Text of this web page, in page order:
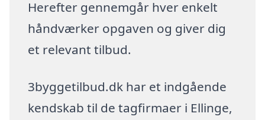
Herefter gennemgår hver enkelt
håndværker opgaven og giver dig
et relevant tilbud.
3byggetilbud.dk har et indgående
kendskab til de tagfirmaer i Ellinge,